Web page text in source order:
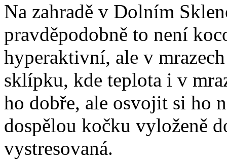
Na zahradě v Dolním
pravděpodobně to není
hyperaktivní, ale v
sklípku, kde teplota i v
ho dobře, ale osvojit si ho
dospělou kočku vyloženě
vystresovaná.